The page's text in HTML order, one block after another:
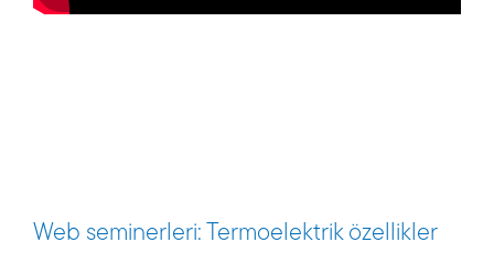
Web seminerleri: Termoelektrik özellikler